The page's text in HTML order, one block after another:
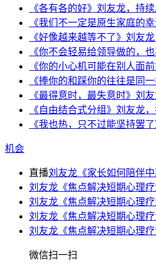
《各有各的好》刘友龙，持
《我们不一定是原生家庭的
《好像越来越等不了》刘友
《你不会轻易给领导做的，
《你的小心机可能在别人面
《捧你的和踩你的往往是同
《最得意时，最失意时》刘
《自由结合式分组》刘友龙
《我也热，只不过能坚持罢
机会
直播刘友龙《家长如何陪伴中
刘友龙《焦点解决短期心理疗
刘友龙《焦点解决短期心理疗
刘友龙《焦点解决短期心理疗
刘友龙《焦点解决短期心理疗
微信扫一扫